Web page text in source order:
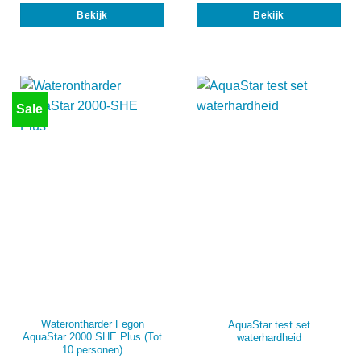
was:
€ 1.249,00.
is:
Bekijk
was:
€ 1.399,00.
is:
Bekijk
Sale
Waterontharder Fegon
AquaStar 2000 SHE Plus (Tot
10 personen)
AquaStar test set
waterhardheid